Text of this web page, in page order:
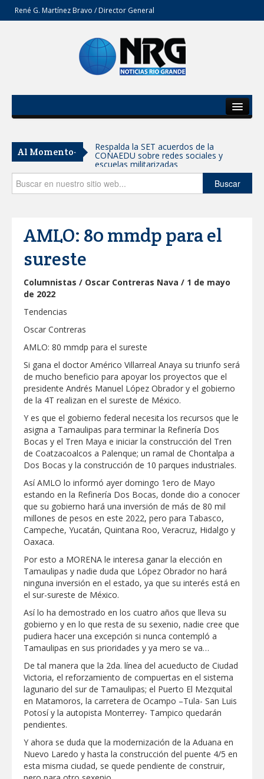
René G. Martínez Bravo / Director General
Del Estado
Secciones
Opinión
Al Momento- Respalda la SET acuerdos de la
CONAEDU sobre redes sociales y
escuelas militarizadas
AVANZAN TRABAJOS DE
PRIORITARIAS
Atendió Protección Civil de Reynosa
reportes ante lluvias
IMPULSA GESTIÓN AMBIENTAL
JORNADA DE MEJORA URBANA EN
GOBIERNO MUNICIPAL Y ESTATAL
CELEBRARÁN FERIA DEL EMPLEO EL
PRÓXIMO 18 DE AGOSTO
Logra STPS la generación de empleo
con más de 6 mil 900 colocaciones en
Tamaulipas
Anunciaron Gobierno Municipal,
PROFECO y CANACO: Feria de Regreso a
Brindará Familia UAT un moderno
espacio con sentido humano en la nueva
sede del COMASS
SERVICIOS Y APOYOS A FAMILIAS CON
“PRESIDENCIA CERQUITA DE TI”
Impulsa STPS ferias del empleo para
jóvenes en tres regiones de Tamaulipas
Felicitó Carlos Peña Ortiz a más de 390
egresados de la Universidad Tecnológica
de Tamaulipas Norte
GOBIERNO DE CARMEN LILIA
CANTUROSAS INVIERTE EN
INFRAESTRUCTURA HÍDRICA PARA
GARANTIZAR UN MEJOR SERVICIO DE
AGUA POTABLE
Facilita DIF Tamaulipas trámite de
personas con discapacidad
CARMEN LILIA CANTUROSAS
CONSOLIDA A NUEVO LAREDO COMO
Buscar
AMLO: 80 mmdp para el
sureste
Columnistas / Oscar Contreras Nava / 1 de mayo
de 2022
Tendencias
Oscar Contreras
AMLO: 80 mmdp para el sureste
Si gana el doctor Américo Villarreal Anaya su triunfo será
de mucho beneficio para apoyar los proyectos que el
presidente Andrés Manuel López Obrador y el gobierno
de la 4T realizan en el sureste de México.
Y es que el gobierno federal necesita los recursos que le
asigna a Tamaulipas para terminar la Refinería Dos
Bocas y el Tren Maya e iniciar la construcción del Tren
de Coatzacoalcos a Palenque; un ramal de Chontalpa a
Dos Bocas y la construcción de 10 parques industriales.
Así AMLO lo informó ayer domingo 1ero de Mayo
estando en la Refinería Dos Bocas, donde dio a conocer
que su gobierno hará una inversión de más de 80 mil
millones de pesos en este 2022, pero para Tabasco,
Campeche, Yucatán, Quintana Roo, Veracruz, Hidalgo y
Oaxaca.
Por esto a MORENA le interesa ganar la elección en
Tamaulipas y nadie duda que López Obrador no hará
ninguna inversión en el estado, ya que su interés está en
el sur-sureste de México.
Así lo ha demostrado en los cuatro años que lleva su
gobierno y en lo que resta de su sexenio, nadie cree que
pudiera hacer una excepción si nunca contempló a
Tamaulipas en sus prioridades y ya mero se va…
De tal manera que la 2da. línea del acueducto de Ciudad
Victoria, el reforzamiento de compuertas en el sistema
lagunario del sur de Tamaulipas; el Puerto El Mezquital
en Matamoros, la carretera de Ocampo –Tula- San Luis
Potosí y la autopista Monterrey- Tampico quedarán
pendientes.
Y ahora se duda que la modernización de la Aduana en
Nuevo Laredo y hasta la construcción del puente 4/5 en
esta misma ciudad, se quede pendiente de construir,